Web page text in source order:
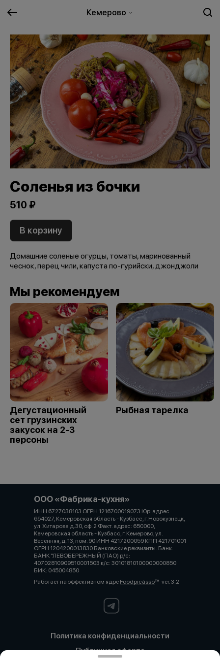
Кемерово
Соленья из бочки
510 ₽
В корзину
Домашние соленые огурцы, томаты, маринованный
чеснок, перец чили, капуста по-гурийски, джонджоли
Мы рекомендуем
Дегустационный
сет грузинских
закусок на 2-3
персоны
Рыбная тарелка
ООО «Фабрика-кухня»
ИНН 6727038103 ОГРН 1216700019073 Юр. адрес:
654027, Кемеровская область - Кузбасс, г. Новокузнецк,
ул. Хитарова д.30, оф. 2 Факт. адрес: 650000,
Кемеровская область - Кузбасс, г. Кемерово, ул.
Весенняя, д. 13, пом. 90 ИНН 4217200059 КПП 421701001
ОГРН 1204200013830 Банковские реквизиты: Банк:
БАНК "ЛЕВОБЕРЕЖНЫЙ (ПАО) р/с:
40702810909510001503 к/с: 30101810100000000850
БИК: 045004850
Работает на эффективном ядре Foodpicássover. 3.2
Политика конфиденциальности
Публичная оферта